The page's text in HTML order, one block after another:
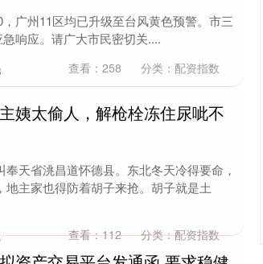
广州11区均已升级至台风黄色预警。市三
响应。请广大市民密切关....
查看： 258 分类： 配资指数
姨太偷人，解枪栓冻住尿呲不
天省洮昌道怀德县。东北冬天冷得要命，
主家也得防着胡子来抢。胡子就是土
查看：112 分类：配资指数